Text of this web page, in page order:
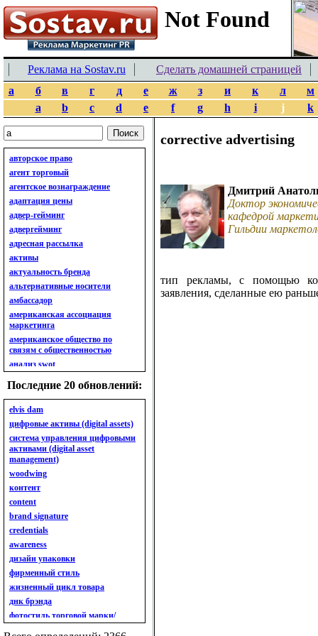
Реклама на Sostav.ru
Сделать домашней страницей
а
б в г д е ж з и к л
м
a
b c d e f g h i j k
авторское право
агент торговый
агентское вознаграждение
адаптация цены
адвер-гейминг
адвергейминг
адресная рассылка
активы
актуальность бренда
альтернативные носители
амбассадор
американская ассоциация
маркетинга
американское общество по
связям с общественностью
анализ swot
анализ бизнес-портфеля
анализ имиджа
анализ кластерный
анализ конкурентов
анализ кросс-культурных
особенностей
анализ мак кинси «7s»
анализ макросистемы
анализ маркетинговый
анализ рынка
анализ ситуационный
анализ экспертный
индивидуальный
анкета
ассортимент
ассортимент товарный.
планирование товарного
ассортимента
ассортимент. глубина
Последние 20 обновлений:
elvis dam
цифровые активы (digital assets)
система управления цифровыми
активами (digital asset
management)
woodwing
контент
content
brand signature
credentials
awareness
дизайн упаковки
фирменный стиль
жизненный цикл товара
днк брэнда
фотостиль торговой марки/
линейки продукции
corrective advertising
Дмитрий
Доктор
кафедрой
Гильдии
тип рекламы, с помощью
заявления, сделанные ею